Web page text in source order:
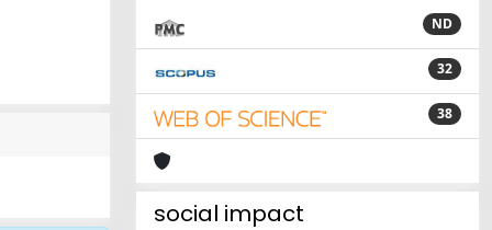
ND
32
38
social impact